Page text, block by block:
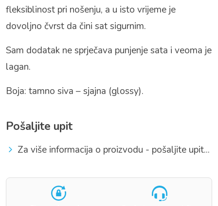
fleksiblinost pri nošenju, a u isto vrijeme je
dovoljno čvrst da čini sat sigurnim.
Sam dodatak ne sprječava punjenje sata i veoma je
lagan.
Boja: tamno siva – sjajna (glossy).
Pošaljite upit
Za više informacija o proizvodu - pošaljite upit...